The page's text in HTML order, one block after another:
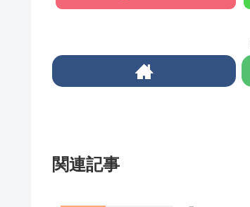
関連記事